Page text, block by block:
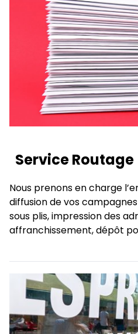
Service Routage
Nous prenons en charge
diffusion de vos
sous plis, impression des
affranchissement, dépôt